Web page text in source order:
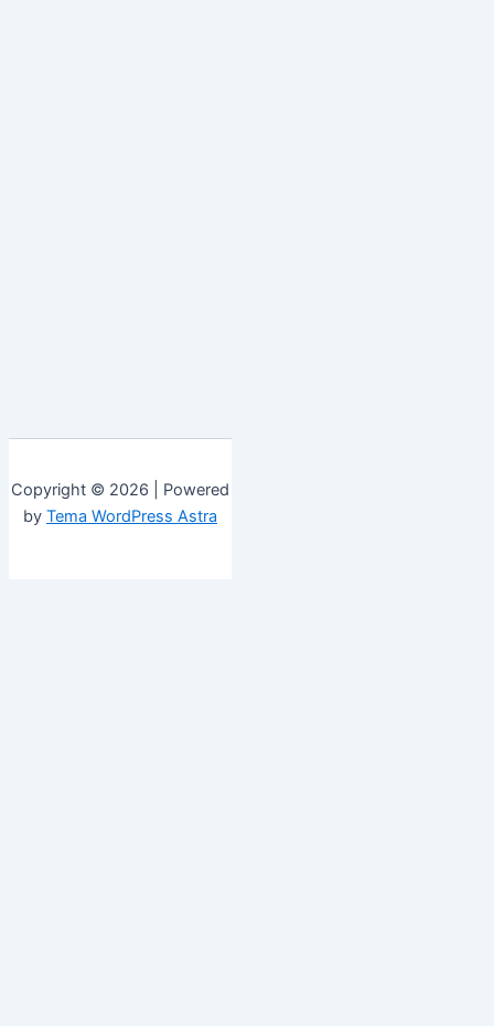
Copyright © 2026 | Powered
by Tema WordPress Astra